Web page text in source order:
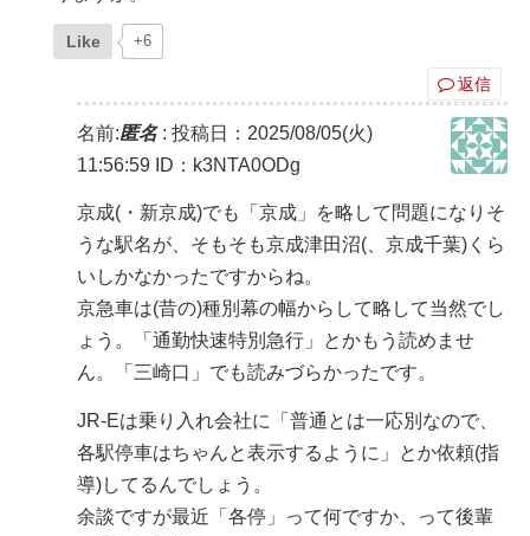
Like +6
返信
名前:匿名: 投稿日：2025/08/05(火)
11:56:59 ID：k3NTA0ODg
京成(・新京成)でも「京成」を略して問題になりそ
うな駅名が、そもそも京成津田沼(、京成千葉)くら
いしかなかったですからね。
京急車は(昔の)種別幕の幅からして略して当然でし
ょう。「通勤快速特別急行」とかもう読めませ
ん。「三崎口」でも読みづらかったです。
JR-Eは乗り入れ会社に「普通とは一応別なので、
各駅停車はちゃんと表示するように」とか依頼(指
導)してるんでしょう。
余談ですが最近「各停」って何ですか、って後輩